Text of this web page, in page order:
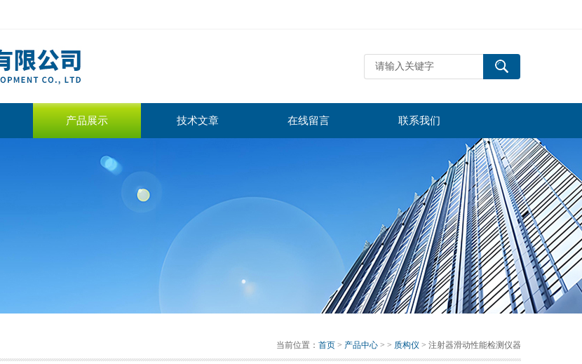
产品展示 技术文章 在线留言 联系我们
当前位置： 首页 > 产品中心 > > 质构仪 > 注射器滑动性能检测仪器